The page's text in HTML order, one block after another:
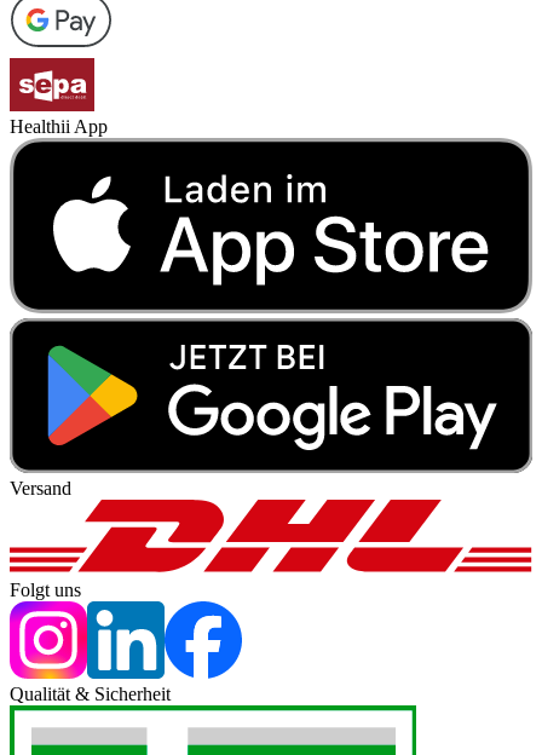
Healthii App
Versand
Folgt uns
Qualität & Sicherheit